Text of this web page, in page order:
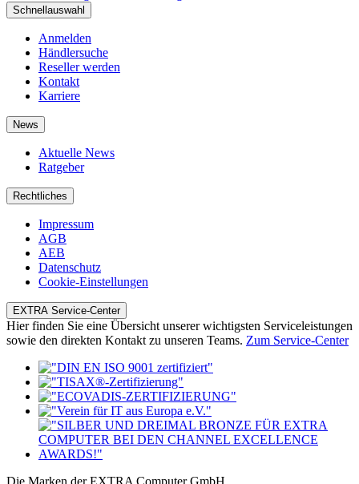
Schnellauswahl
Anmelden
Händlersuche
Reseller werden
Kontakt
Karriere
News
Aktuelle News
Ratgeber
Rechtliches
Impressum
AGB
AEB
Datenschutz
Cookie-Einstellungen
EXTRA Service-Center
Hier finden Sie eine Übersicht unserer wichtigsten Serviceleistungen
sowie den direkten Kontakt zu unseren Teams. Zum Service-Center
Die Marken der EXTRA Computer GmbH